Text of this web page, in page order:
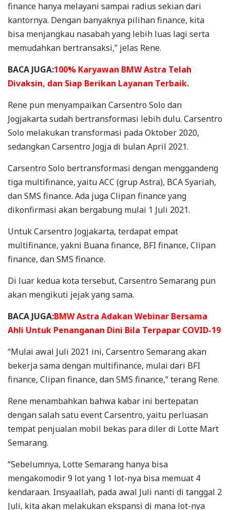
finance hanya melayani sampai radius sekian dari
kantornya. Dengan banyaknya pilihan finance, kita
bisa menjangkau nasabah yang lebih luas lagi serta
memudahkan bertransaksi,” jelas Rene.
BACA JUGA:100% Karyawan BMW Astra Telah
Divaksin, dan Siap Berikan Layanan Terbaik.
Rene pun menyampaikan Carsentro Solo dan
Jogjakarta sudah bertransformasi lebih dulu. Carsentro
Solo melakukan transformasi pada Oktober 2020,
sedangkan Carsentro Jogja di bulan April 2021.
Carsentro Solo bertransformasi dengan menggandeng
tiga multifinance, yaitu ACC (grup Astra), BCA Syariah,
dan SMS finance. Ada juga Clipan finance yang
dikonfirmasi akan bergabung mulai 1 Juli 2021.
Untuk Carsentro Jogjakarta, terdapat empat
multifinance, yakni Buana finance, BFI finance, Clipan
finance, dan SMS finance.
Di luar kedua kota tersebut, Carsentro Semarang pun
akan mengikuti jejak yang sama.
BACA JUGA:BMW Astra Adakan Webinar Bersama
Ahli Untuk Penanganan Dini Bila Terpapar COVID-19
“Mulai awal Juli 2021 ini, Carsentro Semarang akan
bekerja sama dengan multifinance, mulai dari BFI
finance, Clipan finance, dan SMS finance,” terang Rene.
Rene menambahkan bahwa kabar ini bertepatan
dengan salah satu event Carsentro, yaitu perluasan
tempat penjualan mobil bekas para diler di Lotte Mart
Semarang.
“Sebelumnya, Lotte Semarang hanya bisa
mengakomodir 9 lot yang 1 lot-nya bisa memuat 4
kendaraan. Insyaallah, pada awal Juli nanti di tanggal 2
Juli, kita akan melakukan ekspansi di mana lot-nya